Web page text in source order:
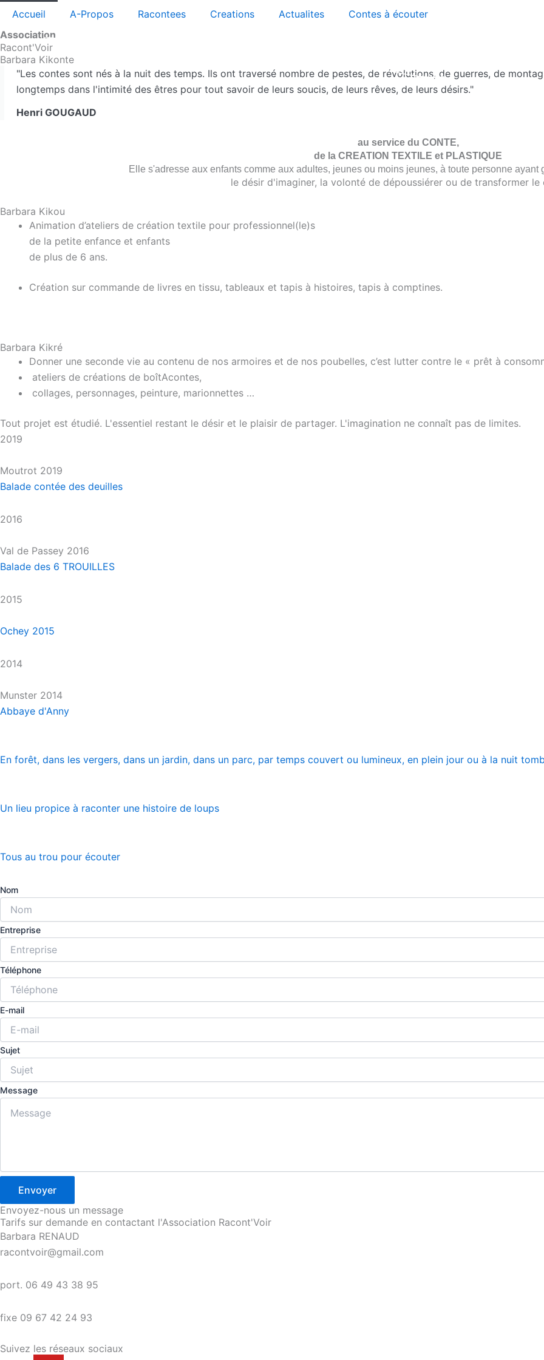
Aller
contenu
Accueil A-Propos Racontees Creations Actualites
Contes à écouter
Association
Racont'Voir
Barbara Kikonte
"Les contes sont nés à la nuit des temps. Ils ont traversé nombre de pestes, de révolutions, de guerres, de
longtemps dans l'intimité des êtres pour tout savoir de leurs soucis, de leurs rêves, de leurs désirs."
Henri GOUGAUD
au service du CONTE,
de la CREATION TEXTILE et PLASTIQUE
Elle s'adresse aux enfants comme aux adultes, jeunes ou moins jeunes, à toute personne ayant
le désir d'imaginer, la volonté de dépoussiérer ou de transformer le
Barbara Kikou
Animation d’ateliers de création textile pour professionnel(le)s
de la petite enfance et enfants
de plus de 6 ans.
Création sur commande de livres en tissu, tableaux et tapis à histoires, tapis à comptines.
Barbara Kikré
Donner une seconde vie au contenu de nos armoires et de nos poubelles, c’est lutter contre le « prêt à
ateliers de créations de boîtAcontes,
collages, personnages, peinture, marionnettes …
Tout projet est étudié. L'essentiel restant le désir et le plaisir de partager. L'imagination ne connaît pas de limites.
2019
Moutrot 2019
Balade contée des deuilles
2016
Val de Passey 2016
Balade des 6 TROUILLES
2015
Ochey 2015
2014
Munster 2014
Abbaye d'Anny
En forêt, dans les vergers, dans un jardin, dans un parc, par temps couvert ou lumineux, en plein jour ou à la nuit
Un lieu propice à raconter une histoire de loups
Tous au trou pour écouter
Nom
Entreprise
Téléphone
E-mail
Sujet
Message
Envoyer
Envoyez-nous un message
Tarifs sur demande en contactant l'Association Racont'Voir
Barbara RENAUD
racontvoir@gmail.com
port. 06 49 43 38 95
fixe 09 67 42 24 93
Suivez les réseaux sociaux